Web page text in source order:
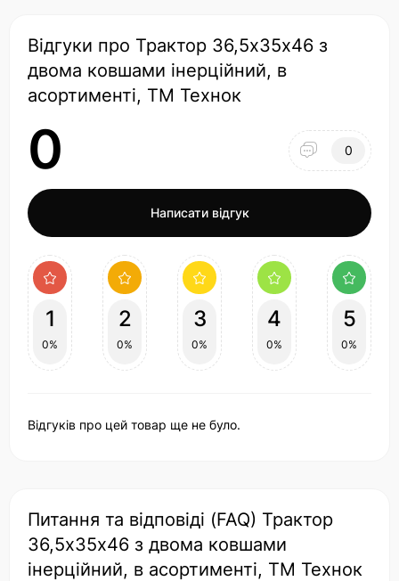
Відгуки про Трактор 36,5х35х46 з
двома ковшами інерційний, в
асортименті, ТМ Технок
0 0
Написати відгук
1
0%
2
0%
3
0%
4
0%
5
0%
Відгуків про цей товар ще не було.
Питання та відповіді (FAQ) Трактор
36,5х35х46 з двома ковшами
інерційний, в асортименті, ТМ Технок